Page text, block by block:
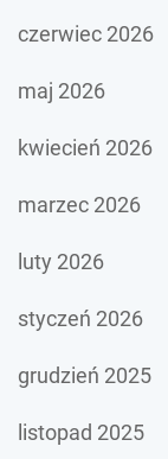
czerwiec 2026
maj 2026
kwiecień 2026
marzec 2026
luty 2026
styczeń 2026
grudzień 2025
listopad 2025